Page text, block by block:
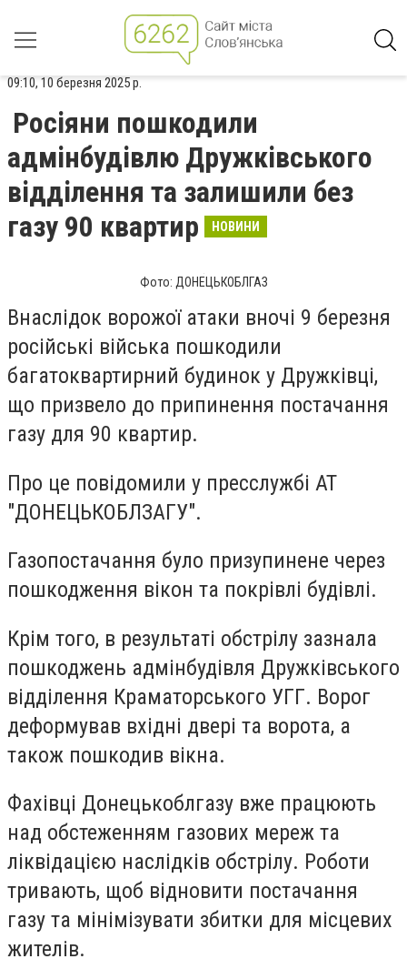
09:10, 10 березня 2025 р.
Росіяни пошкодили
адмінбудівлю Дружківського
відділення та залишили без
газу 90 квартир
НОВИНИ
Фото: ДОНЕЦЬКОБЛГАЗ
Внаслідок ворожої атаки вночі 9 березня
російські війська пошкодили
багатоквартирний будинок у Дружківці,
що призвело до припинення постачання
газу для 90 квартир.
Про це повідомили у пресслужбі АТ
"ДОНЕЦЬКОБЛЗАГУ".
Газопостачання було призупинене через
пошкодження вікон та покрівлі будівлі.
Крім того, в результаті обстрілу зазнала
пошкоджень адмінбудівля Дружківського
відділення Краматорського УГГ. Ворог
деформував вхідні двері та ворота, а
також пошкодив вікна.
Фахівці Донецькоблгазу вже працюють
над обстеженням газових мереж та
ліквідацією наслідків обстрілу. Роботи
тривають, щоб відновити постачання
газу та мінімізувати збитки для місцевих
жителів.